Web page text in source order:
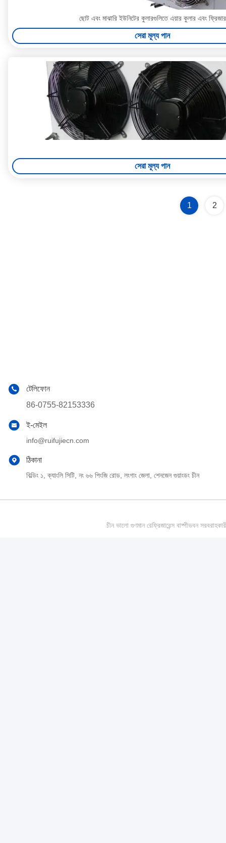
ছোট এবং মাঝারি ইউনিটের কুলারগুলিতে এয়ার কুলার এবং ফ্রিজার
সেরা মূল্য পান
সেরা মূল্য পান
1 2
টেলিফোন
86-0755-82153336
ই-মেইল
info@ruifujiecn.com
ঠিকানা
বিল্ডিং ১, ক্যাংলি সিটি, নং ৬৬ পিংজি রোড, লংগাং জেলা, শেনজেন গুয়াংডং চীন
চীন ভালো গুণমান রেফ্রিজারেন্স বাষ্পীভবন